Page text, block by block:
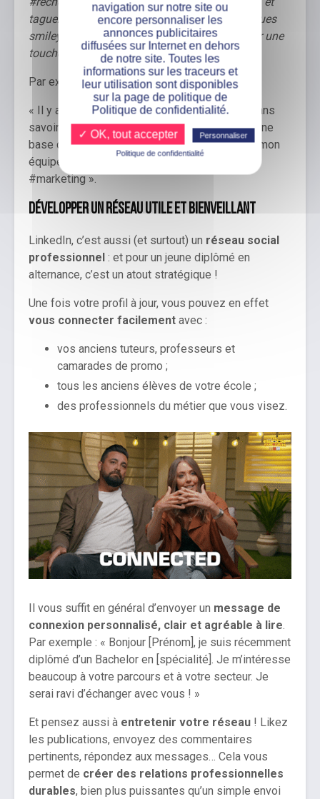
taguez votre école et votre entreprise. Et quelques
smileys ou émoticônes peuvent aussi apporter une
touche originale à votre post !
Par exemple :
« Il y a un an, je commençais mon alternance sans
savoir ce qu’était un CRM. Aujourd’hui, je gère une
base de 5 000 contacts et j’adore ça ! Merci à mon
équipe pour la confiance
#marketing ».
Développer un réseau utile et bienveillant
LinkedIn, c’est aussi (et surtout) un réseau social
professionnel : et pour un jeune diplômé en
alternance, c’est un atout stratégique !
Une fois votre profil à jour, vous pouvez en effet
vous connecter facilement avec :
vos anciens tuteurs, professeurs et
camarades de promo ;
tous les anciens élèves de votre école ;
des professionnels du métier que vous visez.
Il vous suffit en général d’envoyer un message de
connexion personnalisé, clair et agréable à lire.
Par exemple : « Bonjour [Prénom], je suis récemment
diplômé d’un Bachelor en [spécialité]. Je m’intéresse
beaucoup à votre parcours et à votre secteur. Je
serai ravi d’échanger avec vous ! »
Et pensez aussi à entretenir votre réseau ! Likez
les publications, envoyez des commentaires
pertinents, répondez aux messages… Cela vous
permet de créer des relations professionnelles
durables, bien plus puissantes qu’un simple envoi
navigation sur notre site ou
encore personnaliser les
annonces publicitaires
diffusées sur Internet en dehors
de notre site. Toutes les
informations sur les traceurs et
leur utilisation sont disponibles
sur la page de politique de
Politique de confidentialité.
✓ OK, tout accepter
Personnaliser
Politique de confidentialité